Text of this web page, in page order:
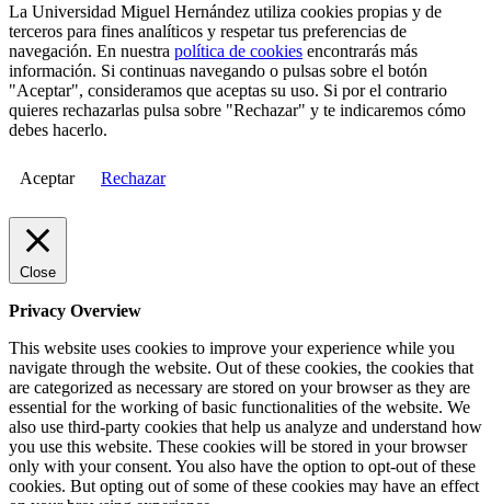
La Universidad Miguel Hernández utiliza cookies propias y de
terceros para fines analíticos y respetar tus preferencias de
navegación. En nuestra política de cookies encontrarás más
información. Si continuas navegando o pulsas sobre el botón
"Aceptar", consideramos que aceptas su uso. Si por el contrario
quieres rechazarlas pulsa sobre "Rechazar" y te indicaremos cómo
debes hacerlo.
Aceptar Rechazar
Close
Privacy Overview
This website uses cookies to improve your experience while you
navigate through the website. Out of these cookies, the cookies that
are categorized as necessary are stored on your browser as they are
essential for the working of basic functionalities of the website. We
also use third-party cookies that help us analyze and understand how
you use this website. These cookies will be stored in your browser
only with your consent. You also have the option to opt-out of these
cookies. But opting out of some of these cookies may have an effect